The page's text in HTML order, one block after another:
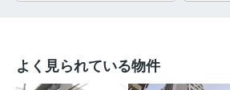
よく見られている物件